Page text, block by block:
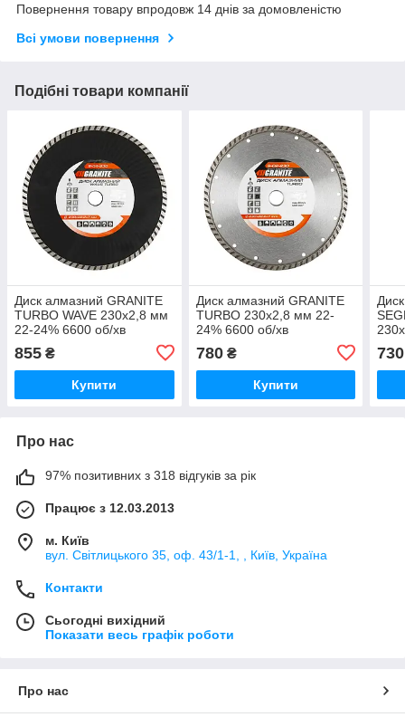
Повернення товару впродовж 14 днів за домовленістю
Всі умови повернення
Подібні товари компанії
Диск алмазний GRANITE
TURBO WAVE 230х2,8 мм
22-24% 6600 об/хв
855 ₴
Купити
Диск алмазний GRANITE
TURBO 230х2,8 мм 22-
24% 6600 об/хв
780₴
Купити
730
Про нас
97% позитивних з 318 відгуків за рік
Працює з 12.03.2013
м. Київ
вул. Світлицького 35, оф. 43/1-1, , Київ, Україна
Контакти
Сьогодні вихідний
Показати весь графік роботи
Про нас